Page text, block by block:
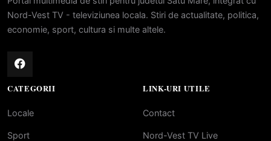
Nord-Vest TV - televiziunea locala. Stiri de actualitate, politica,
economie, sport, cultura si multe altele.
CATEGORII
Locale
Sport
LINK-URI UTILE
Contact
Nord-Vest TV Live